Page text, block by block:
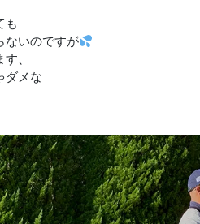
も
ないのですが
、
ダメな